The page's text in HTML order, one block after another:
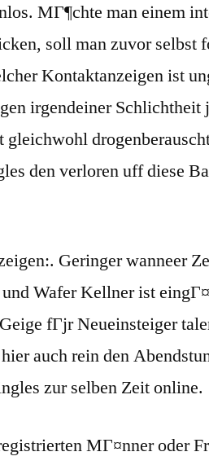
MГ¶chte man einem
soll man zuvor selbst
Kontaktanzeigen ist
irgendeiner Schlichtheit
gleichwohl
den verloren uff diese
Geringer wanneer
Wafer Kellner ist
fГјr Neueinsteiger
auch rein den
zur selben Zeit online.
MГ¤nner oder